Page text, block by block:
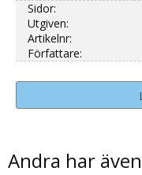
Sidor:
Utgiven:
Artikelnr:
Författare:
Andra har